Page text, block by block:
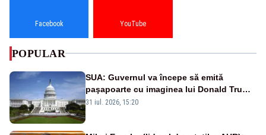
Facebook YouTube
POPULAR
SUA: Guvernul va începe să emită
paşapoarte cu imaginea lui Donald Trump
începând cu 8 august
31 iul. 2026, 15:20